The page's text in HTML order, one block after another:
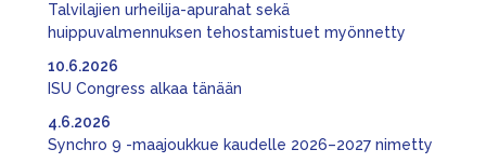
Talvilajien urheilija-apurahat sekä
huippuvalmennuksen tehostamistuet myönnetty
ISU Congress alkaa tänään
10.6.2026
Synchro 9 -maajoukkue kaudelle 2026–2027 nimetty
4.6.2026